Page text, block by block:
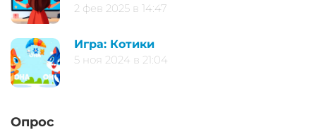
2 фев 2025 в 14:47
Игра: Котики
5 ноя 2024 в 21:04
Опрос